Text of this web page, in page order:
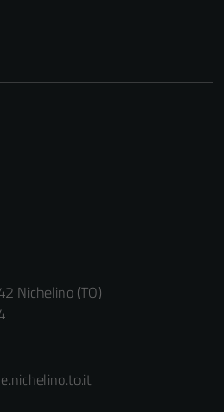
Nichelino (TO)
per il
Questi cookie